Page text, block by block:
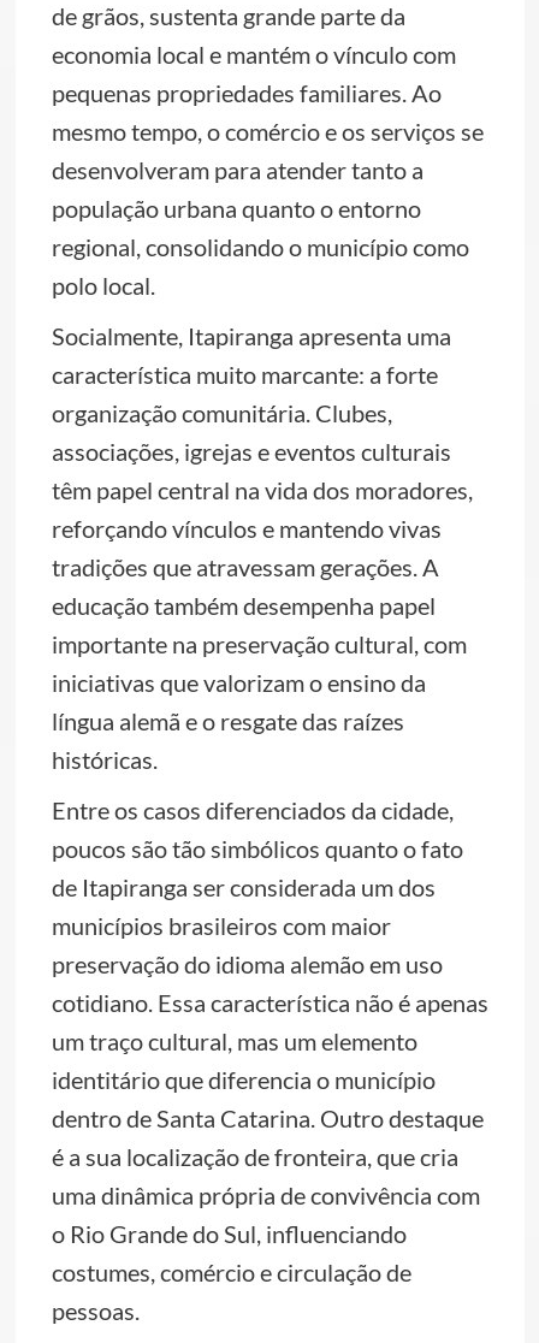
de grãos, sustenta grande parte da
economia local e mantém o vínculo com
pequenas propriedades familiares. Ao
mesmo tempo, o comércio e os serviços se
desenvolveram para atender tanto a
população urbana quanto o entorno
regional, consolidando o município como
polo local.
Socialmente, Itapiranga apresenta uma
característica muito marcante: a forte
organização comunitária. Clubes,
associações, igrejas e eventos culturais
têm papel central na vida dos moradores,
reforçando vínculos e mantendo vivas
tradições que atravessam gerações. A
educação também desempenha papel
importante na preservação cultural, com
iniciativas que valorizam o ensino da
língua alemã e o resgate das raízes
históricas.
Entre os casos diferenciados da cidade,
poucos são tão simbólicos quanto o fato
de Itapiranga ser considerada um dos
municípios brasileiros com maior
preservação do idioma alemão em uso
cotidiano. Essa característica não é apenas
um traço cultural, mas um elemento
identitário que diferencia o município
dentro de Santa Catarina. Outro destaque
é a sua localização de fronteira, que cria
uma dinâmica própria de convivência com
o Rio Grande do Sul, influenciando
costumes, comércio e circulação de
pessoas.